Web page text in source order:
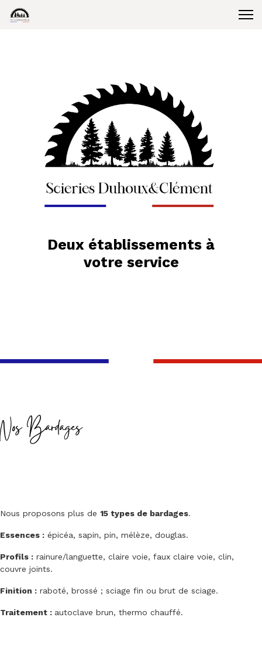
Deux établissements à
votre service
Nos Bardages
Nous proposons plus de 15 types de bardages.
Essences : épicéa, sapin, pin, mélèze, douglas.
Profils : rainure/languette, claire voie, faux claire voie, clin,
couvre joints.
Finition : raboté, brossé ; sciage fin ou brut de sciage.
Traitement : autoclave brun, thermo chauffé.